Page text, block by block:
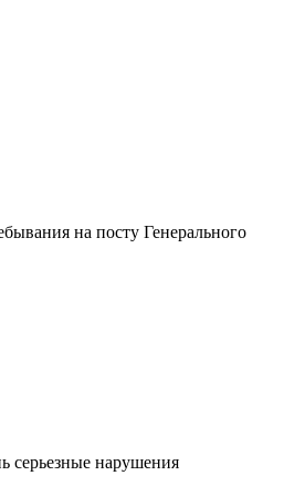
на посту Генерального
серьезные нарушения